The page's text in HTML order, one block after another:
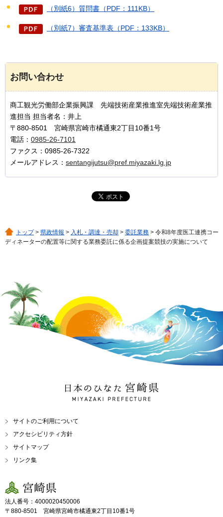
（別紙6）質問書（PDF：111KB）
（別紙7）審査基準表（PDF：133KB）
お問い合わせ
商工観光労働部企業振興課 先端技術産業推進室先端技術産業推
進担当 担当者名：井上
〒880-8501 宮崎県宮崎市橘通東2丁目10番1号
電話： 0985-26-7101
ファクス：0985-26-7322
メールアドレス： sentangijutsu@pref.miyazaki.lg.jp
トップ> 県政情報 > 入札・調達・売却 > 委託業務 > 令和8年度医工連携コー
ディネーターの配置等に関する業務委託に係る企画提案競技の実施について
日本のひなた 宮崎県
MIYAZAKI PREFECTURE
サイトのご利用について
アクセシビリティ方針
サイトマップ
リンク集
宮崎県
法人番号：4000020450006
〒880-8501 宮崎県宮崎市橘通東2丁目10番1号